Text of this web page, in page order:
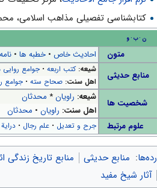
کتابشناسی تفصیلی مذاهب اسلامی،
ن ب و
متون احادیث خاص •خطبه ها •
منابع حدیثی
شیعه: کتب اربعه• جوامع روایی
اهل سنت: صحاح سته• جوامع
شخصیت ها
شیعه: راویان* محدثان
اهل سنت: راویان • محدثان
علوم مرتبط
جرح و تعدیل • علم رجال •
رده‌ها: منابع حدیثی منابع تاریخ زندگی
آثار شیخ مفید